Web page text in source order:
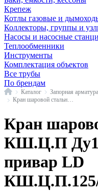
Крепеж
Котлы газовые и
Коллекторы, группы и
Насосы и насосные
Теплообменники
Инструменты
Комплектация объектов
Все трубы
По брендам
ГлавнаяКаталог Запорная арматура
Кран шаровой стальной КШ.Ц.П п/привар LD
Кран
КШ.Ц.П
привар LD
КШ.Ц.П.125/